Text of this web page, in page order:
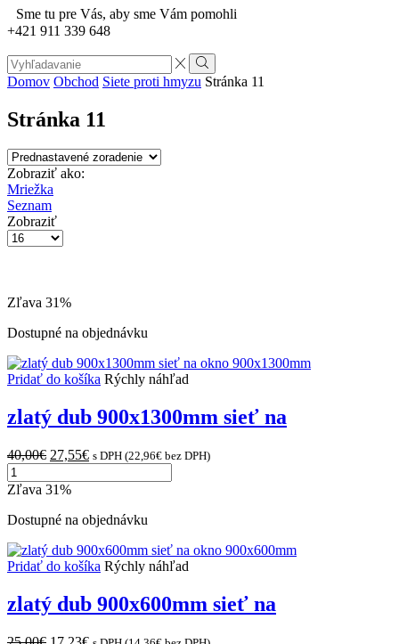
Sme tu pre Vás, aby sme Vám pomohli
+421 911 339 648
Search
input
Vyhľadávanie
Domov Obchod Siete proti hmyzu Stránka 11
Stránka 11
Zobraziť ako:
Mriežka
Seznam
Zobraziť
Počet
Zľava 31%
Dostupné na objednávku
Pridať do košíka Rýchly náhľad
zlatý dub 900x1300mm sieť na
40,00€ Original
was:
27,55€Current
is:
s DPH (22,96€ bez DPH)
množstvo
zlatý
900x1300mm
na
okno
Zľava 31%
Dostupné na objednávku
Pridať do košíka Rýchly náhľad
zlatý dub 900x600mm sieť na
OriginalCurrent